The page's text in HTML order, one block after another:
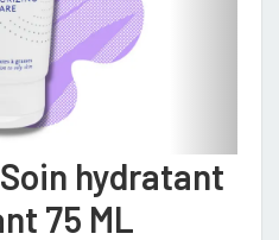
hydratant
75 ML